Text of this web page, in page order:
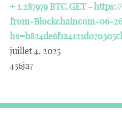
+ 1.287979 BTC.GET -
from-Blockchaincom-06-
juillet 4, 2025
436ja7